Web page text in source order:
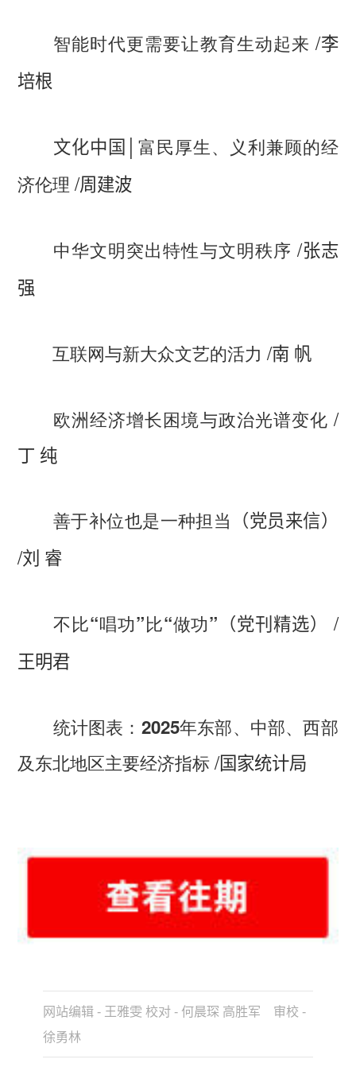
智能时代更需要让教育生动起来 /李
培根
文化中国 │ 富民厚生、义利兼顾的经
济伦理 /周建波
中华文明突出特性与文明秩序 /张志
强
互联网与新大众文艺的活力 /南 帆
欧洲经济增长困境与政治光谱变化 /
丁 纯
善于补位也是一种担当 （党员来信）
/刘 睿
不比“唱功”比“做功” （党刊精选） /
王明君
统计图表：2025年东部、中部、西部
及东北地区主要经济指标/国家统计局
网站编辑 - 王雅雯 校对 - 何晨琛 高胜军 审校 -
徐勇林